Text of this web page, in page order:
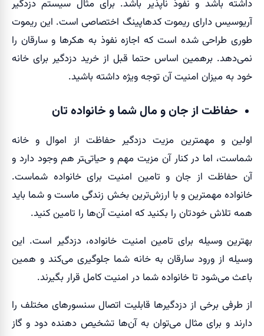
داشته باشد و نفوذ ناپذیر باشد. برای مثال سیستم دزدگیر
آریوسیس دارای ریموت کدهاپینگ اختصاصی است. این ریموت
طوری طراحی شده است که اجازه نفوذ به هکرها و سارقان را
نمی‌دهد. برهمین اساس حتما قبل از خرید دزدگیر برای خانه
خود به میزان امنیت آن توجه ویژه داشته باشید.
حفاظت از جان و مال شما و خانواده تان
اولین و مهمترین مزیت دزدگیر حفاظت از اموال و خانه
شماست، اما در کنار آن مزیت مهم و حیاتی‌‍تر هم وجود دارد و
آن حفاظت از جان و تامین امنیت برای خانواده شماست.
خانواده مهمترین و با ارزش‌ترین بخش زندگی ماست و شما باید
همه تلاش خودتان را بکنید که امنیت آن‌ها را تامین کنید.
بهترین وسیله برای تامین امنیت خانواده، دزدگیر است. این
وسیله از ورود سارقان به خانه شما جلوگیری می‌کند و همین
باعث می‌شود تا خانواده شما در امنیت کامل قرار بگیرند.
از طرفی برخی از دزدگیرها قابلیت اتصال سنسورهای مختلف را
دارند و برای مثال می‌توان به آن‌ها تشخیص دهنده دود و گاز